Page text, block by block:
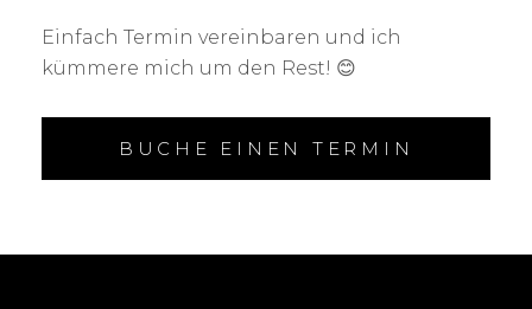
Einfach Termin vereinbaren und ich
kümmere mich um den Rest! 😊
BUCHE EINEN TERMIN